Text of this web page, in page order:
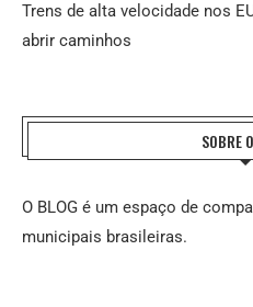
Trens de alta velocidade nos
abrir caminhos
SOBRE
O BLOG é um espaço de
municipais brasileiras.